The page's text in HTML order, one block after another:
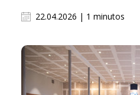
22.04.2026 | 1 minutos